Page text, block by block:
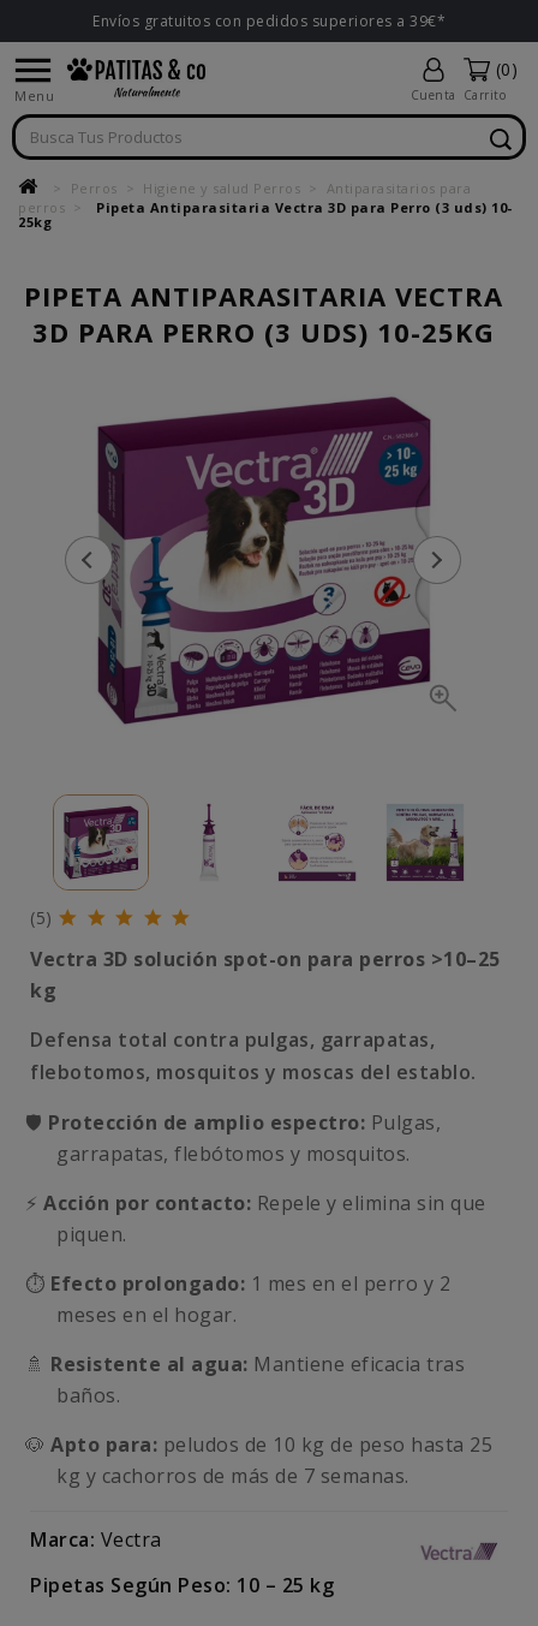
Envíos gratuitos con pedidos superiores a 39€*

Menu Cuenta
(0)
Carrito
Perros Higiene y salud Perros
Antiparasitarios para
perros
Pipeta Antiparasitaria Vectra 3D para Perro (3 uds) 10-
25kg
PIPETA ANTIPARASITARIA VECTRA
3D PARA PERRO (3 UDS) 10-25KG
(5)
Vectra 3D solución spot-on para perros >10–25
kg
Defensa total contra pulgas, garrapatas,
flebotomos, mosquitos y moscas del establo.
🛡️ Protección de amplio espectro: Pulgas,
garrapatas, flebótomos y mosquitos.
⚡ Acción por contacto: Repele y elimina sin que
piquen.
⏱️ Efecto prolongado: 1 mes en el perro y 2
meses en el hogar.
🚿 Resistente al agua: Mantiene eficacia tras
baños.
🐶 Apto para: peludos de 10 kg de peso hasta 25
kg y cachorros de más de 7 semanas.
Marca: Vectra
Pipetas Según Peso: 10 – 25 kg